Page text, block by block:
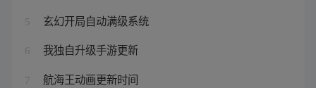
5 玄幻开局自动满级系统
6 我独自升级手游更新
7 航海王动画更新时间